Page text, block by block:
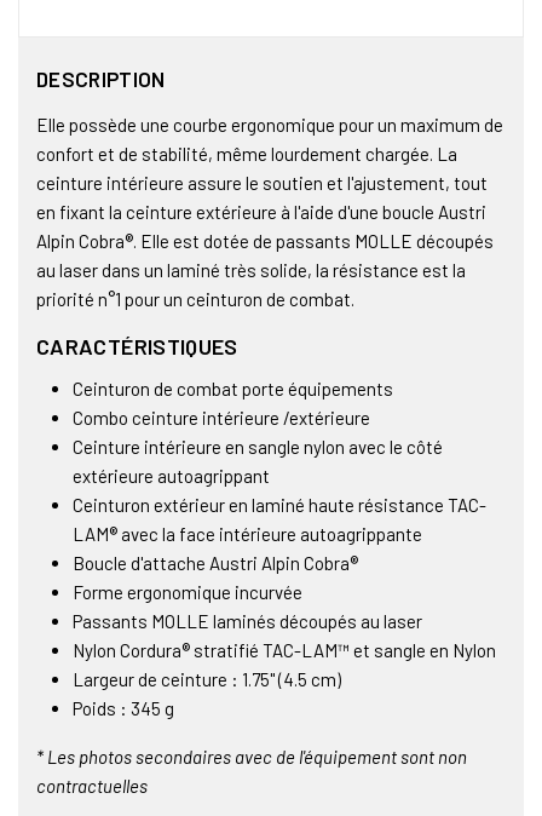
DESCRIPTION
Elle possède une courbe ergonomique pour un maximum de
confort et de stabilité, même lourdement chargée. La
ceinture intérieure assure le soutien et l'ajustement, tout
en fixant la ceinture extérieure à l'aide d'une boucle Austri
Alpin Cobra®. Elle est dotée de passants MOLLE découpés
au laser dans un laminé très solide, la résistance est la
priorité n°1 pour un ceinturon de combat.
CARACTÉRISTIQUES
Ceinturon de combat porte équipements
Combo ceinture intérieure /extérieure
Ceinture intérieure en sangle nylon avec le côté
extérieure autoagrippant
Ceinturon extérieur en laminé haute résistance TAC-
LAM® avec la face intérieure autoagrippante
Boucle d'attache Austri Alpin Cobra®
Forme ergonomique incurvée
Passants MOLLE laminés découpés au laser
Nylon Cordura® stratifié TAC-LAM™ et sangle en Nylon
Largeur de ceinture : 1.75" (4.5 cm)
Poids : 345 g
* Les photos secondaires avec de l'équipement sont non
contractuelles